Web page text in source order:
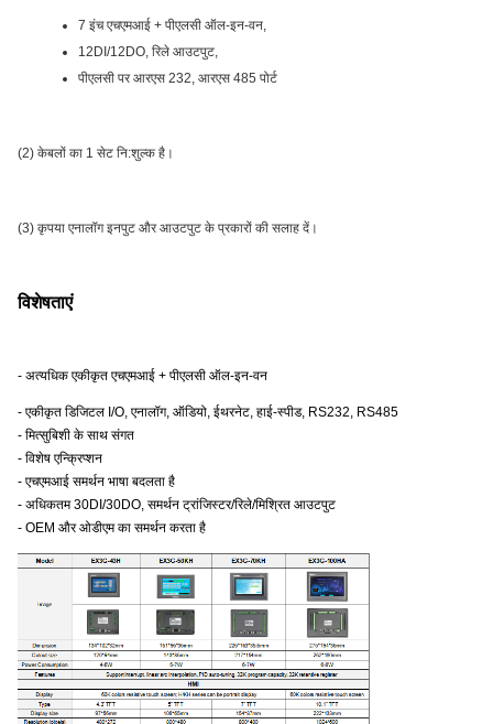
7 इंच एचएमआई + पीएलसी ऑल-इन-वन,
12DI/12DO, रिले आउटपुट,
पीएलसी पर आरएस 232, आरएस 485 पोर्ट
(2) केबलों का 1 सेट नि:शुल्क है।
(3) कृपया एनालॉग इनपुट और आउटपुट के प्रकारों की सलाह दें।
विशेषताएं
- अत्यधिक एकीकृत एचएमआई + पीएलसी ऑल-इन-वन
- एकीकृत डिजिटल I/O, एनालॉग, ऑडियो, ईथरनेट, हाई-स्पीड, RS232, RS485
- मित्सुबिशी के साथ संगत
- विशेष एन्क्रिप्शन
- एचएमआई समर्थन भाषा बदलता है
- अधिकतम 30DI/30DO, समर्थन ट्रांजिस्टर/रिले/मिश्रित आउटपुट
- OEM और ओडीएम का समर्थन करता है